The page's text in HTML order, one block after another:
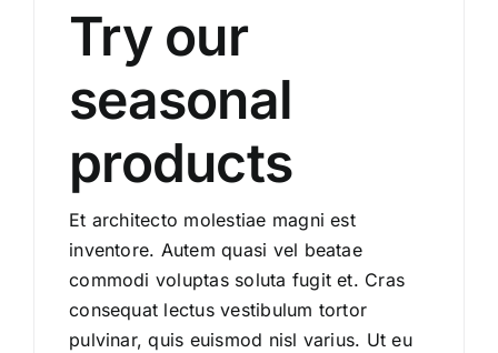
Try our
seasonal
products
Et architecto molestiae magni est
inventore. Autem quasi vel beatae
commodi voluptas soluta fugit et. Cras
consequat lectus vestibulum tortor
pulvinar, quis euismod nisl varius. Ut eu